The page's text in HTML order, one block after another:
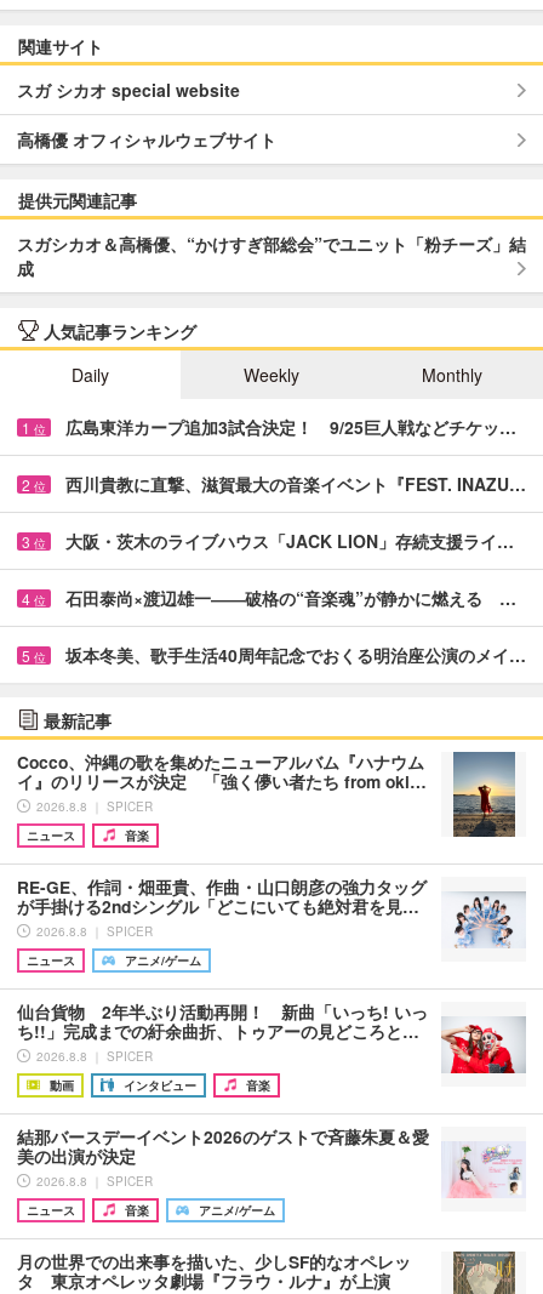
関連サイト
スガ シカオ special website
高橋優 オフィシャルウェブサイト
提供元関連記事
スガシカオ＆高橋優、“かけすぎ部総会”でユニット「粉チーズ」結
成
人気記事ランキング
Daily
Weekly Monthly
1 位 広島東洋カープ追加3試合決定！ 9/25巨人戦などチケッ…
2 位 西川貴教に直撃、滋賀最大の音楽イベント『FEST. INAZU…
3 位 大阪・茨木のライブハウス「JACK LION」存続支援ライ…
4 位 石田泰尚×渡辺雄一――破格の“音楽魂”が静かに燃える …
5 位 坂本冬美、歌手生活40周年記念でおくる明治座公演のメイ…
最新記事
Cocco、沖縄の歌を集めたニューアルバム『ハナウム
イ』のリリースが決定 「強く儚い者たち from oki…
2026.8.8 ｜ SPICER
ニュース
音楽
RE-GE、作詞・畑亜貴、作曲・山口朗彦の強力タッグ
が手掛ける2ndシングル「どこにいても絶対君を見…
2026.8.8 ｜ SPICER
ニュース
アニメ/ゲーム
仙台貨物 2年半ぶり活動再開！ 新曲「いっち! いっ
ち!!」完成までの紆余曲折、トゥアーの見どころと…
2026.8.8 ｜ SPICER
動画
インタビュー 音楽
結那バースデーイベント2026のゲストで斉藤朱夏＆愛
美の出演が決定
2026.8.8 ｜ SPICER
ニュース
音楽 アニメ/ゲーム
月の世界での出来事を描いた、少しSF的なオペレッ
タ 東京オペレッタ劇場『フラウ・ルナ』が上演